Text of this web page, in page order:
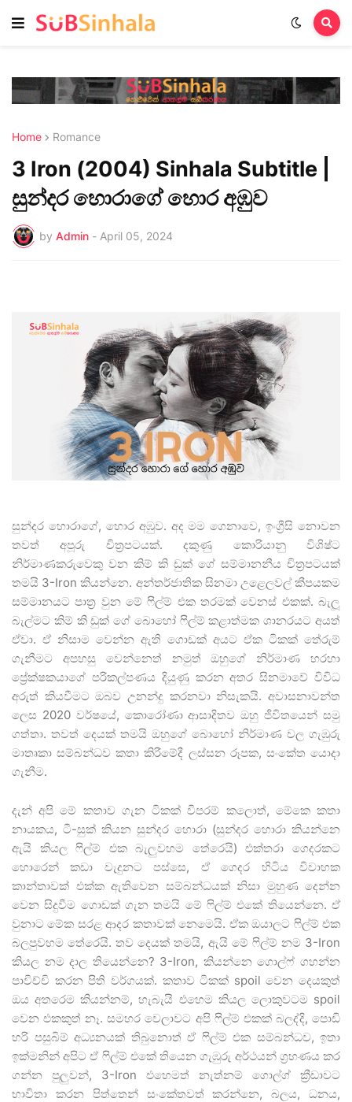
Home Romance
3 Iron (2004) Sinhala Subtitle |
සුන්දර හොරාගේ හොර අඹුව
by Admin - April 05, 2024
සුන්දර හොරාගේ, හොර අඹුව. අද මම ගෙනාවෙ, ඉංග්‍රීසි නොවන
තවත් අපූරු චිත්‍රපටයක්. දකුණු කොරියානු විශිෂ්ට
නිර්මාණකරුවෙකු වන කිම් කි ඩුක් ගේ සම්මානනීය චිත්‍රපටයක්
තමයි 3-Iron කියන්නෙ. අන්තර්ජාතික සිනමා උළෙලවල් කීපයකම
සම්මානයට පාත්‍ර වුන මේ ෆිල්ම් එක තරමක් වෙනස් එකක්. බැලූ
බැල්මට කිම් කි ඩුක් ගේ බොහෝ ෆිල්ම් කළාත්මක ශානරයට අයත්
ඒවා. ඒ නිසාම වෙන්න ඇති ගොඩක් අයට ඒක ටිකක් තේරුම්
ගැනීමට අපහසු වෙන්නෙත් නමුත් ඔහුගේ නිර්මාණ හරහා
ප්‍රේක්ෂකයාගේ පරිකල්පණය දියුණු කරන අතර සිනමාවේ විවිධ
අරුත් කියවීමට ඔබව උනන්දු කරනවා නිසැකයි. අවාසනාවන්ත
ලෙස 2020 වර්ෂයේ, කොරෝණා ආසාදිතව ඔහු ජීවිතයෙන් සමු
ගත්තා. තවත් දෙයක් තමයි ඔහුගේ බොහෝ නිර්මාණ වල ගැඹුරු
මාතෘකා සම්බන්ධව කතා කිරීමේදී ලස්සන රූපක, සංකේත යොදා
ගැනීම.
දැන් අපි මේ කතාව ගැන ටිකක් විපරම් කලොත්, මේකෙ කතා
නායකය, ටී-සුක් කියන සුන්දර හොරා (සුන්දර හොරා කියන්නෙ
ඇයි කියල ෆිල්ම් එක බැලුවහම තේරෙයි) එක්තරා ගෙදරකට
හොරෙන් කඩා වැදුනට පස්සෙ, ඒ ගෙදර හිටිය විවාහක
කාන්තාවක් එක්ක ඇතිවෙන සම්බන්ධයක් නිසා මුහුණ දෙන්න
වෙන සිදුවීම ගොඩක් ගැන තමයි මේ ෆිල්ම් එකේ තියෙන්නෙ. ඒ
වුනාට මේක සරළ ආදර කතාවක් නෙමෙයි. ඒක ඔයාලට ෆිල්ම් එක
බලපුවහම තේරෙයි. තව දෙයක් තමයි, ඇයි මේ ෆිල්ම් නම 3-Iron
කියල නම දාල තියෙන්නෙ? 3-Iron, කියන්නෙ ගොල්ෆ් ගහන්න
පාවිච්චි කරන පිති වර්ගයක්. කතාව ටිකක් spoil වෙන දෙයකුත්
ඔය අතරෙම කියන්නම්, හැබැයි එහෙම කියල ලොකුවටම spoil
වෙන එකකුත් නෑ. සමහර වෙලාවට අපි ෆිල්ම් එකක් බලද්දි, පොඩි
හරි පසුබිම් අධ්‍යනයක් තිබුනොත් ඒ ෆිල්ම් එක සම්බන්ධව, ඉතා
ඉක්මනින් අපිට ඒ ෆිල්ම් එකේ තියෙන ගැඹුරු අර්ථයන් ග්‍රහණය කර
ගන්න පුලුවන්, 3-Iron එහෙමත් නැත්නම් ගොල්ග් ක්‍රීඩාවට
භාවිතා කරන පිත්තෙන් සංකේතවත් කරන්නෙ, බලය, ධනය,